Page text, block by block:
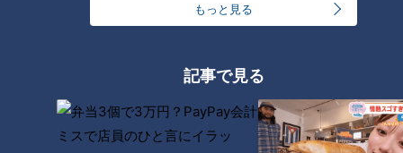
もっと見る
記事で見る
申請開始初日で発行総数の1万部を突破し、即日受付を終了し
京事務所、大阪事務所の3か所で対応したものの、大行列がで
さらに、初日だけで2705冊が交付。池田さんは「本当に多く